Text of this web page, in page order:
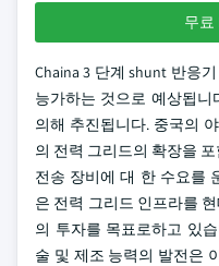
무료
Chaina 3 단계 shunt 반응
능가하는 것으로 예상됩
의해 추진됩니다. 중국의
의 전력 그리드의 확장을
전송 장비에 대 한 수요를
은 전력 그리드 인프라를
의 투자를 목표로하고 있
술 및 제조 능력의 발전은